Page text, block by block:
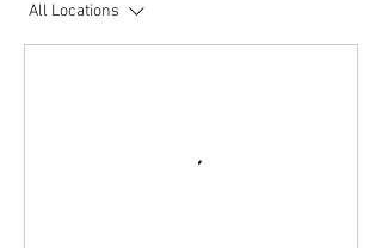
All Locations